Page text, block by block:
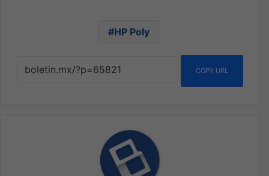
HP Poly
COPY URL